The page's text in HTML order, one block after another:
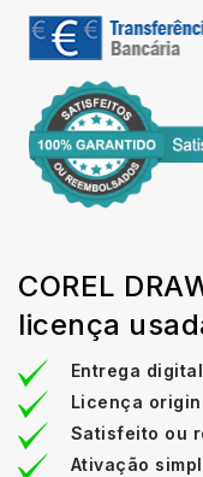
COREL
licença
Entrega
Licença
Satisfeito ou
Ativação